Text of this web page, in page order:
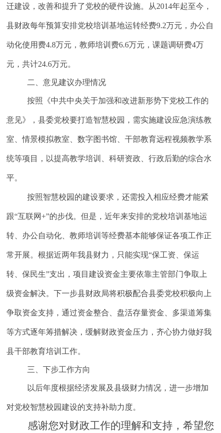
迁建设，改善和提升了党校的硬件设施。从2014年起至今，
县财政每年预算安排党校培训基地运转经费9.2万元，办公自
动化使用费4.8万元，教师培训费6.6万元，课题调研费4万
元，共计24.6万元。
二、意见建议办理情况
按照《中共中央关于加强和改进新形势下党校工作的
意见》，县委党校要打造智慧校园，需实施建设应急演练教
室、情景模拟教室、数字图书馆、干部教育远程视频教学系
统等项目，以提高教学培训、科研资政、行政后勤的综合水
平。
按照智慧校园的建设要求，还需投入相应经费才能紧
跟“互联网+”的步伐。但是，近年来安排的党校培训基地运
转、办公自动化、教师培训等经费基本能够保证各项工作正
常开展。 根据近两年我县财力，只能实现“保工资、保运
转、保民生”支出，项目建设资金主要依靠主管部门争取上
级资金解决。 下一步县财政局将积极配合县委党校积极向上
争取资金支持，通过资金整合、盘活存量资金、多渠道筹集
等方式逐年筹措解决，缓解财政资金压力， 齐心协力做好我
县干部教育培训工作。
三、下步工作方向
以后年度根据经济发展及县级财力情况，进一步增加
对党校智慧校园建设的支持补助力度。
感谢您对财政工作的理解和支持，希望您